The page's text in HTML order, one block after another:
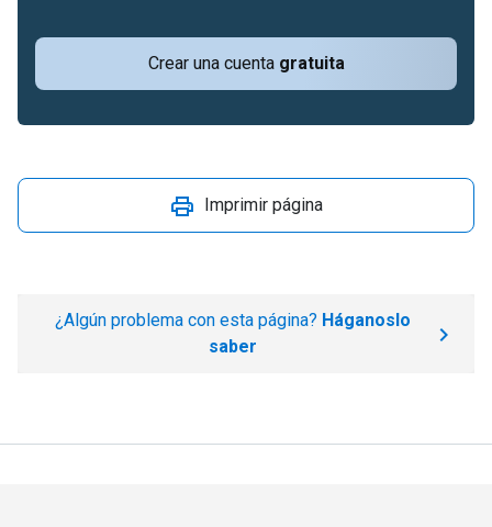
Crear una cuenta gratuita
Imprimir página
¿Algún problema con esta página? Háganoslo
saber